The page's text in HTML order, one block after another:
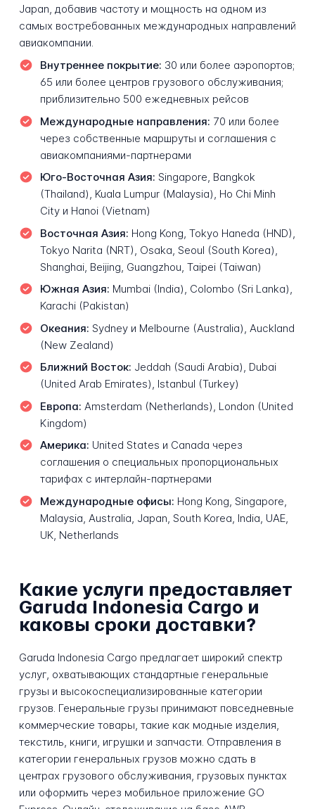
Japan, добавив частоту и мощность на одном из
самых востребованных международных направлений
авиакомпании.
Внутреннее покрытие: 30 или более аэропортов;
65 или более центров грузового обслуживания;
приблизительно 500 ежедневных рейсов
Международные направления: 70 или более
через собственные маршруты и соглашения с
авиакомпаниями-партнерами
Юго-Восточная Азия: Singapore, Bangkok
(Thailand), Kuala Lumpur (Malaysia), Ho Chi Minh
City и Hanoi (Vietnam)
Восточная Азия: Hong Kong, Tokyo Haneda (HND),
Tokyo Narita (NRT), Osaka, Seoul (South Korea),
Shanghai, Beijing, Guangzhou, Taipei (Taiwan)
Южная Азия: Mumbai (India), Colombo (Sri Lanka),
Karachi (Pakistan)
Океания: Sydney и Melbourne (Australia), Auckland
(New Zealand)
Ближний Восток: Jeddah (Saudi Arabia), Dubai
(United Arab Emirates), Istanbul (Turkey)
Европа: Amsterdam (Netherlands), London (United
Kingdom)
Америка: United States и Canada через
соглашения о специальных пропорциональных
тарифах с интерлайн-партнерами
Международные офисы: Hong Kong, Singapore,
Malaysia, Australia, Japan, South Korea, India, UAE,
UK, Netherlands
Какие услуги предоставляет
Garuda Indonesia Cargo и
каковы сроки доставки?
Garuda Indonesia Cargo предлагает широкий спектр
услуг, охватывающих стандартные генеральные
грузы и высокоспециализированные категории
грузов. Генеральные грузы принимают повседневные
коммерческие товары, такие как модные изделия,
текстиль, книги, игрушки и запчасти. Отправления в
категории генеральных грузов можно сдать в
центрах грузового обслуживания, грузовых пунктах
или оформить через мобильное приложение GO